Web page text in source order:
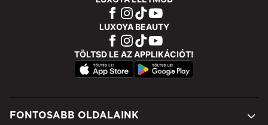
LUXOYA BEAUTY
TÖLTSD LE AZ APPLIKÁCIÓT!
FONTOSABB OLDALAINK